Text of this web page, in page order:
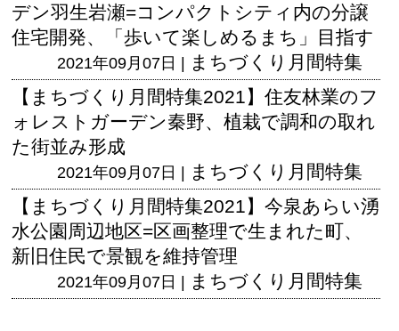
デン羽生岩瀬=コンパクトシティ内の分譲
住宅開発、「歩いて楽しめるまち」目指す
2021年09月07日 | まちづくり月間特集
【まちづくり月間特集2021】住友林業のフ
ォレストガーデン秦野、植栽で調和の取れ
た街並み形成
2021年09月07日 | まちづくり月間特集
【まちづくり月間特集2021】今泉あらい湧
水公園周辺地区=区画整理で生まれた町、
新旧住民で景観を維持管理
2021年09月07日 | まちづくり月間特集